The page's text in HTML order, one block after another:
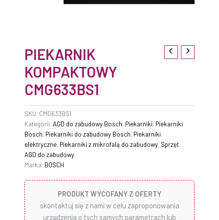
PIEKARNIK
KOMPAKTOWY
CMG633BS1
SKU: CMG633BS1
Kategorii: AGD do zabudowy Bosch, Piekarniki, Piekarniki
Bosch, Piekarniki do zabudowy Bosch, Piekarniki
elektryczne, Piekarniki z mikrofalą do zabudowy, Sprzęt
AGD do zabudowy
Marka: BOSCH
PRODUKT WYCOFANY Z OFERTY
skontaktuj się z nami w celu zaproponowania
urządzenia o tych samych parametrach lub